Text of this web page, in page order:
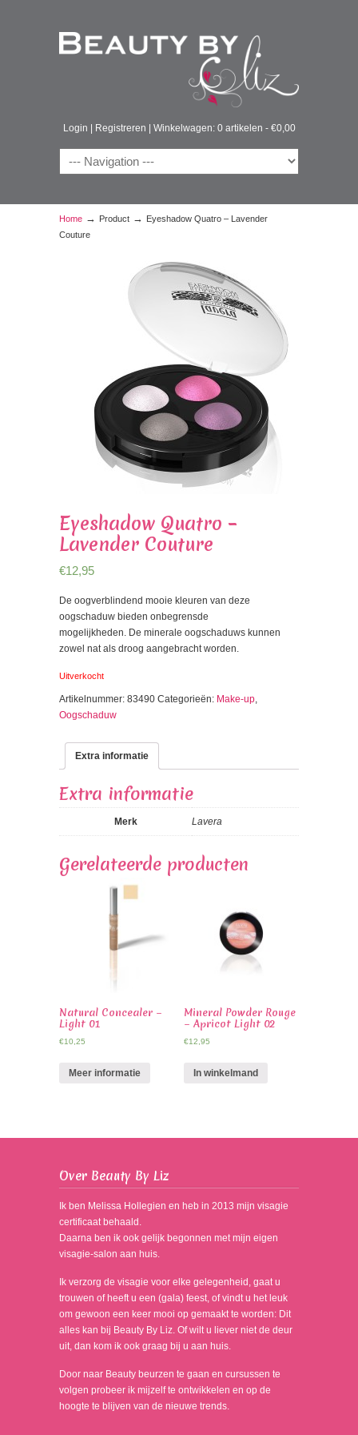
Login Registreren Winkelwagen: 0 artikelen - €0,00
Home → Product → Eyeshadow Quatro – Lavender
Couture
Eyeshadow Quatro –
Lavender Couture
€12,95
De oogverblindend mooie kleuren van deze
oogschaduw bieden onbegrensde
mogelijkheden. De minerale oogschaduws kunnen
zowel nat als droog aangebracht worden.
Uitverkocht
Artikelnummer: 83490 Categorieën: Make-up,
Oogschaduw
Extra informatie
Extra informatie
Merk Lavera
Gerelateerde producten
Natural Concealer –
Light 01
€10,25
Meer informatie
Mineral Powder Rouge
– Apricot Light 02
€12,95
In winkelmand
Over Beauty By Liz
Ik ben Melissa Hollegien en heb in 2013 mijn visagie
certificaat behaald.
Daarna ben ik ook gelijk begonnen met mijn eigen
visagie-salon aan huis.
Ik verzorg de visagie voor elke gelegenheid, gaat u
trouwen of heeft u een (gala) feest, of vindt u het leuk
om gewoon een keer mooi op gemaakt te worden: Dit
alles kan bij Beauty By Liz. Of wilt u liever niet de deur
uit, dan kom ik ook graag bij u aan huis.
Door naar Beauty beurzen te gaan en cursussen te
volgen probeer ik mijzelf te ontwikkelen en op de
hoogte te blijven van de nieuwe trends.